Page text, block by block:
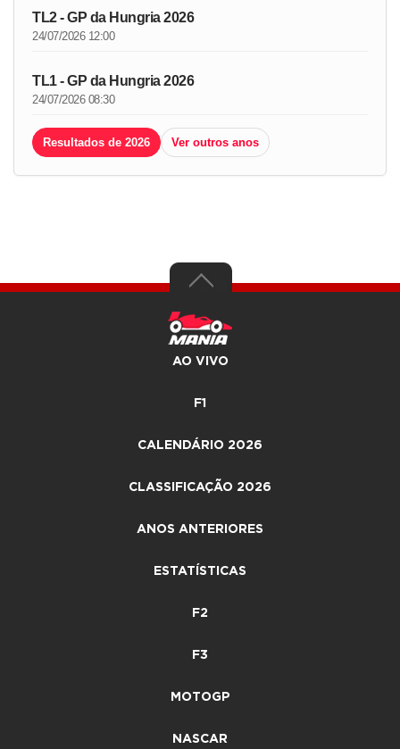
TL2 - GP da Hungria 2026
24/07/2026 12:00
TL1 - GP da Hungria 2026
24/07/2026 08:30
Resultados de 2026 Ver outros anos
AO VIVO
F1
CALENDÁRIO 2026
CLASSIFICAÇÃO 2026
ANOS ANTERIORES
ESTATÍSTICAS
F2
F3
MOTOGP
NASCAR